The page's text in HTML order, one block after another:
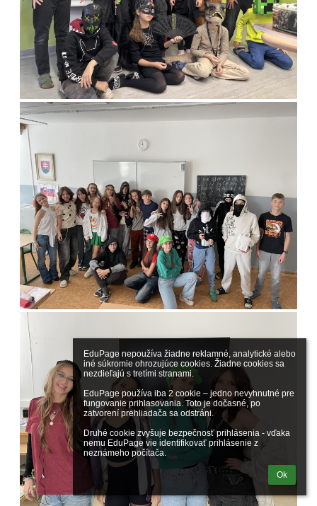
EduPage nepoužíva žiadne reklamné, analytické alebo
iné súkromie ohrozujúce cookies. Žiadne cookies sa
nezdieľajú s tretími stranami.
EduPage používa iba 2 cookie – jedno nevyhnutné pre
fungovanie prihlasovania. Toto je dočasné, po
zatvorení prehliadača sa odstráni.
Druhé cookie zvyšuje bezpečnosť prihlásenia - vďaka
nemu EduPage vie identifikovať prihlásenie z
neznámeho počítača.
Ok